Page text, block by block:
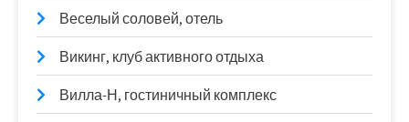
Веселый соловей, отель
Викинг, клуб активного отдыха
Вилла-Н, гостиничный комплекс